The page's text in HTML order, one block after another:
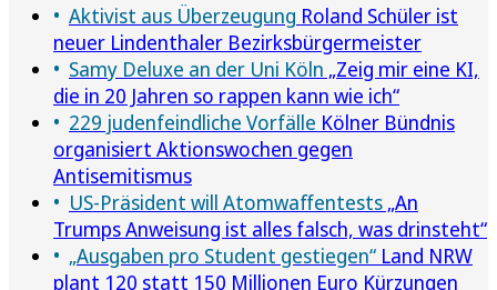
Aktivist aus Überzeugung Roland Schüler ist
neuer Lindenthaler Bezirksbürgermeister
Samy Deluxe an der Uni Köln „Zeig mir eine KI,
die in 20 Jahren so rappen kann wie ich“
229 judenfeindliche Vorfälle Kölner Bündnis
organisiert Aktionswochen gegen
Antisemitismus
US-Präsident will Atomwaffentests „An
Trumps Anweisung ist alles falsch, was drinsteht“
„Ausgaben pro Student gestiegen“ Land NRW
plant 120 statt 150 Millionen Euro Kürzungen